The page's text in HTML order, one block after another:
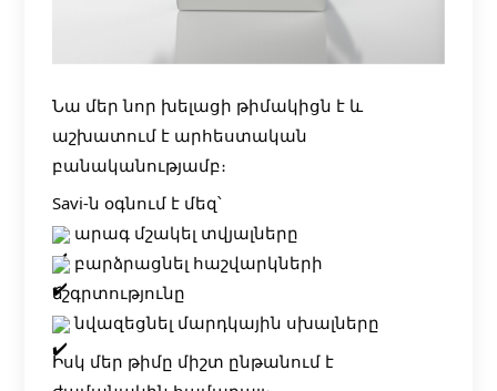
Նա մեր նոր խելացի թիմակիցն է և
աշխատում է արհեստական
բանականությամբ։
Savi-ն օգնում է մեզ՝
արագ մշակել տվյալները
բարձրացնել հաշվարկների
ճշգրտությունը
նվազեցնել մարդկային սխալները
Իսկ մեր թիմը միշտ ընթանում է